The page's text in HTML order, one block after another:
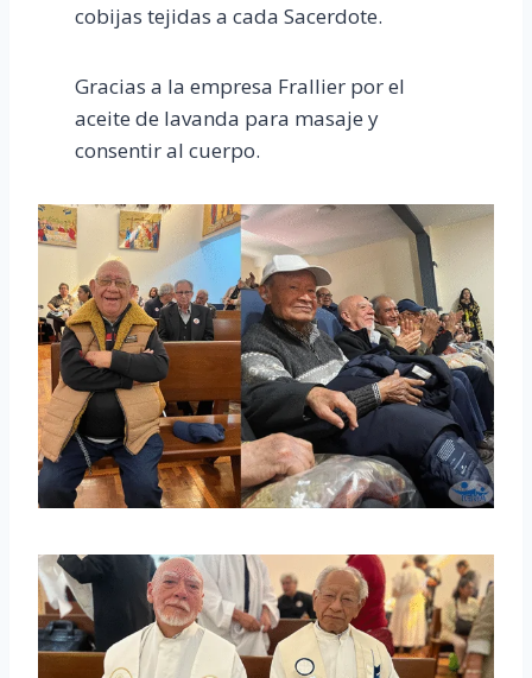
cobijas tejidas a cada Sacerdote.
Gracias a la empresa Frallier por el
aceite de lavanda para masaje y
consentir al cuerpo.